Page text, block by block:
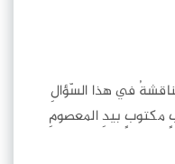
في هذا السّؤالِ
بيدِ المعصومِ